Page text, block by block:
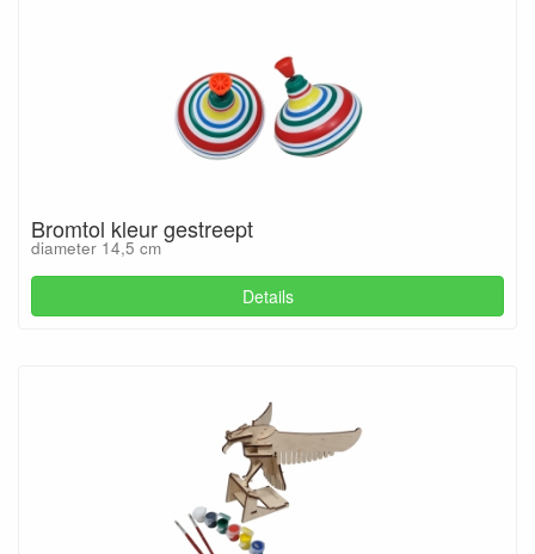
Bromtol kleur gestreept
diameter 14,5 cm
Details